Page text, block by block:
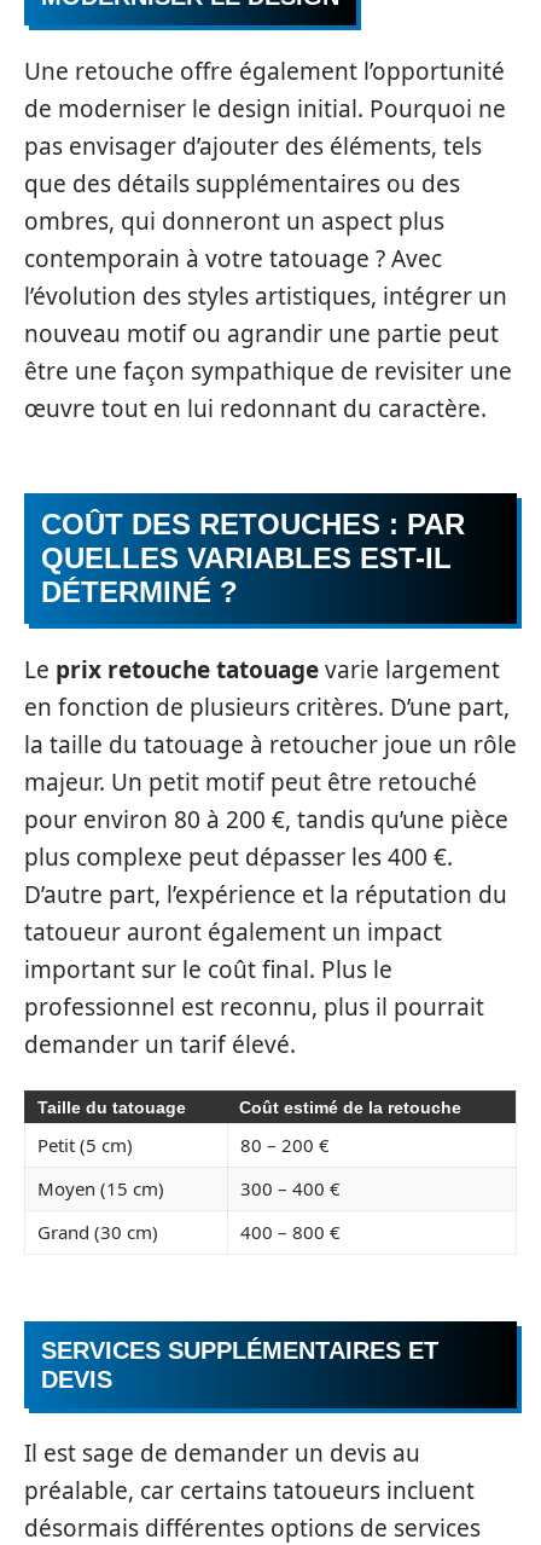
Une retouche offre également l’opportunité
de moderniser le design initial. Pourquoi ne
pas envisager d’ajouter des éléments, tels
que des détails supplémentaires ou des
ombres, qui donneront un aspect plus
contemporain à votre tatouage ? Avec
l’évolution des styles artistiques, intégrer un
nouveau motif ou agrandir une partie peut
être une façon sympathique de revisiter une
œuvre tout en lui redonnant du caractère.
COÛT DES RETOUCHES : PAR
QUELLES VARIABLES EST-IL
DÉTERMINÉ ?
Le prix retouche tatouagevarie largement
en fonction de plusieurs critères. D’une part,
la taille du tatouage à retoucher joue un rôle
majeur. Un petit motif peut être retouché
pour environ 80 à 200 €, tandis qu’une pièce
plus complexe peut dépasser les 400 €.
D’autre part, l’expérience et la réputation du
tatoueur auront également un impact
important sur le coût final. Plus le
professionnel est reconnu, plus il pourrait
demander un tarif élevé.
Taille du tatouage Coût estimé de la retouche
Petit (5 cm)
80 – 200 €
Moyen (15 cm)
300 – 400 €
Grand (30 cm)
400 – 800 €
SERVICES SUPPLÉMENTAIRES ET
DEVIS
Il est sage de demander un devis au
préalable, car certains tatoueurs incluent
désormais différentes options de services